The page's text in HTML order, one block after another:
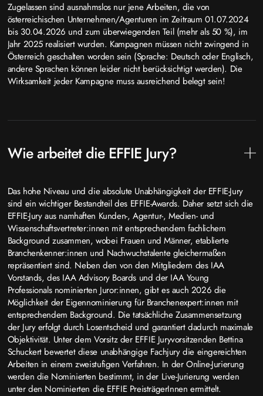
Zugelassen sind ausnahmslos nur jene Arbeiten, die von
österreichischen Unternehmen/Agenturen im Zeitraum 01.07.2024
bis 30.04.2026 und zum überwiegenden Teil (mehr als 50 %), im
Jahr 2025 realisiert wurden. Kampagnen müssen nicht zwingend in
Österreich geschalten worden sein (Sprache: Deutsch oder Englisch,
andere Sprachen können leider nicht berücksichtigt werden). Die
Wirksamkeit jeder Kampagne muss ausreichend belegt sein!
Wie arbeitet die EFFIE Jury?
Das hohe Niveau und die absolute Unabhängigkeit der EFFIE-Jury
sind ein wichtiger Bestandteil des EFFIE-Awards. Daher setzt sich die
EFFIE-Jury aus namhaften Kunden-, Agentur-, Medien- und
Wissenschaftsvertreter:innen mit entsprechendem fachlichem
Background zusammen, wobei Frauen und Männer, etablierte
Branchenkenner:innen und Nachwuchstalente gleichermaßen
repräsentiert sind. Neben den von den Mitgliedern des IAA
Vorstands, des IAA Advisory Boards und der IAA Young
Professionals nominierten Juror:innen, gibt es auch 2026 die
Möglichkeit der Eigennominierung für Branchenexpert:innen mit
entsprechendem Background. Die tatsächliche Zusammensetzung
der Jury erfolgt durch Losentscheid und garantiert dadurch maximale
Objektivität. Unter dem Vorsitz der EFFIE Juryvorsitzenden Bettina
Schuckert bewertet diese unabhängige Fachjury die eingereichten
Arbeiten in einem zweistufigen Verfahren. In der Online-Jurierung
werden die Nominierten bestimmt, in der Live-Jurierung werden
unter den Nominierten die EFFIE PreisträgerInnen ermittelt.